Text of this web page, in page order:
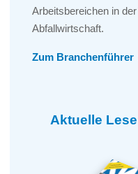
Arbeitsbereichen in
Abfallwirtschaft.
Zum Branchenführer
Aktuelle